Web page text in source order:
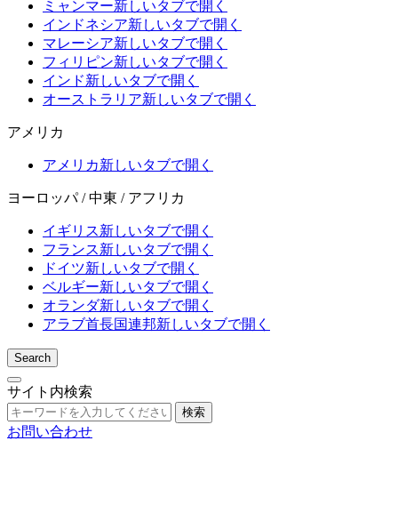
ミャンマー新しいタブで開く
インドネシア新しいタブで開く
マレーシア新しいタブで開く
フィリピン新しいタブで開く
インド新しいタブで開く
オーストラリア新しいタブで開く
アメリカ
アメリカ新しいタブで開く
ヨーロッパ / 中東 / アフリカ
イギリス新しいタブで開く
フランス新しいタブで開く
ドイツ新しいタブで開く
ベルギー新しいタブで開く
オランダ新しいタブで開く
アラブ首長国連邦新しいタブで開く
Search
サイト内検索
検索
お問い合わせ